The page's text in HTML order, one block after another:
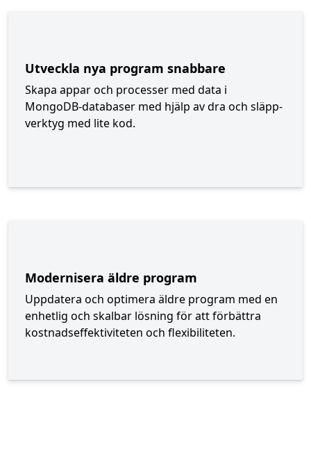
Utveckla nya program snabbare
Skapa appar och processer med data i
MongoDB-databaser med hjälp av dra och släpp-
verktyg med lite kod.
Modernisera äldre program
Uppdatera och optimera äldre program med en
enhetlig och skalbar lösning för att förbättra
kostnadseffektiviteten och flexibiliteten.